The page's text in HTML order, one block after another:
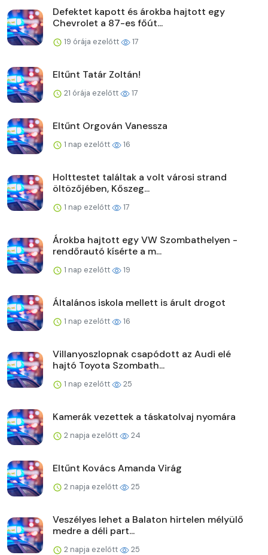
Defektet kapott és árokba hajtott egy
Chevrolet a 87-es főút...
19 órája ezelőtt 17
Eltűnt Tatár Zoltán!
21 órája ezelőtt 17
Eltűnt Orgován Vanessza
1 nap ezelőtt 16
Holttestet találtak a volt városi strand
öltözőjében, Kőszeg...
1 nap ezelőtt 17
Árokba hajtott egy VW Szombathelyen -
rendőrautó kísérte a m...
1 nap ezelőtt 19
Általános iskola mellett is árult drogot
1 nap ezelőtt 16
Villanyoszlopnak csapódott az Audi elé
hajtó Toyota Szombath...
1 nap ezelőtt 25
Kamerák vezettek a táskatolvaj nyomára
2 napja ezelőtt 24
Eltűnt Kovács Amanda Virág
2 napja ezelőtt 25
Veszélyes lehet a Balaton hirtelen mélyülő
medre a déli part...
2 napja ezelőtt 25